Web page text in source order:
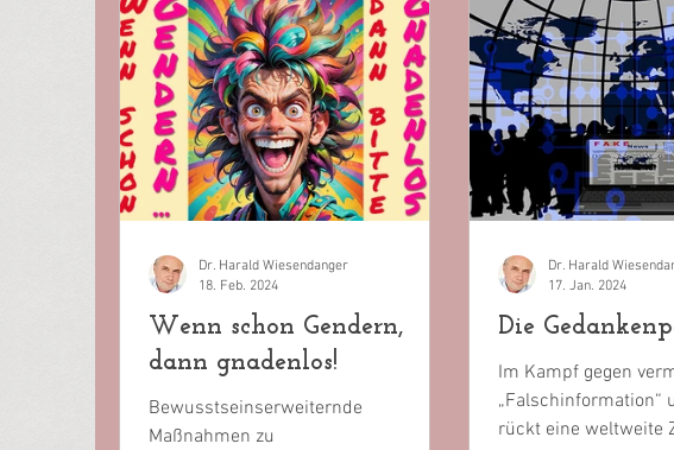
Wenn schon Gendern,
dann gnadenlos!
Bewusstseinserweiternde
Maßnahmen zu
Dr. Harald Wiesendanger
18. Feb. 2024
Die
Im Kampf gegen
„Falschinformation“
rückt eine weltweite
Dr. Harald
17. Jan. 2024